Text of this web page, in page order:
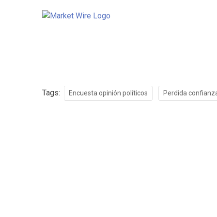
Tags: Encuesta opinión políticos Perdida